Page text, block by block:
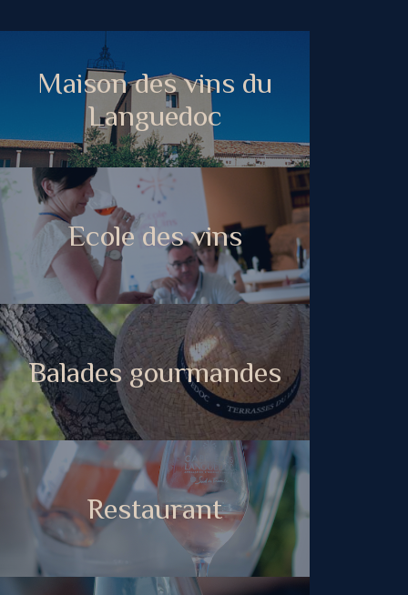
Maison des vins du
Languedoc
Ecole des vins
Balades gourmandes
Restaurant